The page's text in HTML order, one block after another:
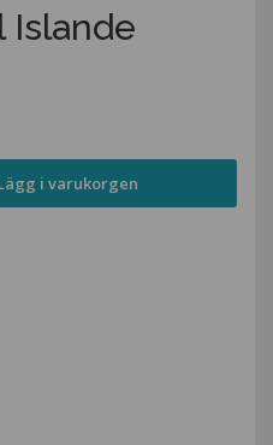
Islande
i varukorgen